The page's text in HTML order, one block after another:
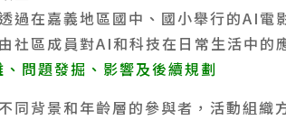
過在嘉義地區國中、國小舉行的AI電
社區成員對AI和科技在日常生活中的
問題發掘、影響及後續規劃
同背景和年齡層的參與者，活動組織